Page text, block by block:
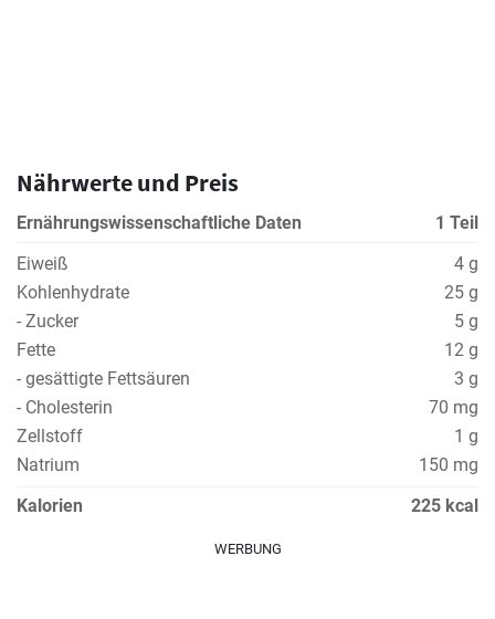
Nährwerte und Preis
Ernährungswissenschaftliche Daten
1 Teil
Eiweiß
4 g
Kohlenhydrate
25 g
- Zucker
5 g
Fette
12 g
- gesättigte Fettsäuren
3 g
- Cholesterin
70 mg
Zellstoff
1 g
Natrium
150 mg
Kalorien
225 kcal
WERBUNG